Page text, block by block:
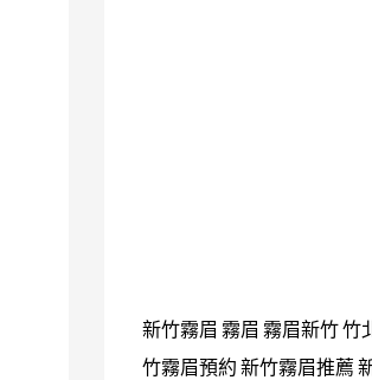
新竹霧眉 霧眉 霧眉新竹竹
竹霧眉預約 新竹霧眉推薦